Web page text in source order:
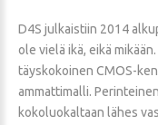
D4S julkaistiin 2014
ole vielä ikä, eikä
täyskokoinen CMOS-
ammattimalli.
kokoluokaltaan lähes